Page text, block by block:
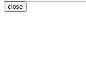
close